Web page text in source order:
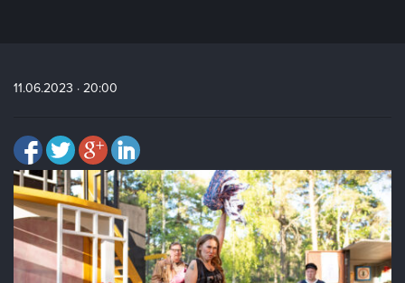
11.06.2023 · 20:00